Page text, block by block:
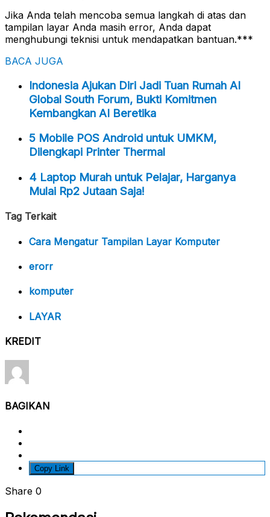
Jika Anda telah mencoba semua langkah di atas dan
tampilan layar Anda masih error, Anda dapat
menghubungi teknisi untuk mendapatkan bantuan.***
BACA JUGA
Indonesia Ajukan Diri Jadi Tuan Rumah AI
Global South Forum, Bukti Komitmen
Kembangkan AI Beretika
5 Mobile POS Android untuk UMKM,
Dilengkapi Printer Thermal
4 Laptop Murah untuk Pelajar, Harganya
Mulai Rp2 Jutaan Saja!
Tag Terkait
Cara Mengatur Tampilan Layar Komputer
erorr
komputer
LAYAR
KREDIT
BAGIKAN
Copy Link
Share 0